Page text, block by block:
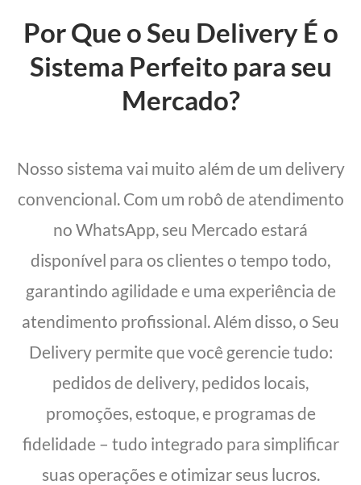
Por Que o Seu Delivery É o
Sistema Perfeito para seu
Mercado?
Nosso sistema vai muito além de um delivery
convencional. Com um robô de atendimento
no WhatsApp, seu Mercado estará
disponível para os clientes o tempo todo,
garantindo agilidade e uma experiência de
atendimento profissional. Além disso, o Seu
Delivery permite que você gerencie tudo:
pedidos de delivery, pedidos locais,
promoções, estoque, e programas de
fidelidade – tudo integrado para simplificar
suas operações e otimizar seus lucros.